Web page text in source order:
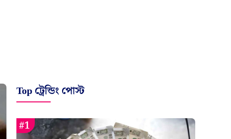
Top ট্রেন্ডিং পোস্ট